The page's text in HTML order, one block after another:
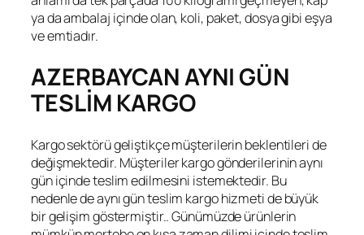
ya da ambalaj içinde olan, koli, paket, dosya gibi eşya
ve emtiadır.
AZERBAYCAN AYNI GÜN
TESLİM KARGO
Kargo sektörü geliştikçe müşterilerin beklentileri de
değişmektedir. Müşteriler kargo gönderilerinin aynı
gün içinde teslim edilmesini istemektedir. Bu
nedenle de aynı gün teslim kargo hizmeti de büyük
bir gelişim göstermiştir.. Günümüzde ürünlerin